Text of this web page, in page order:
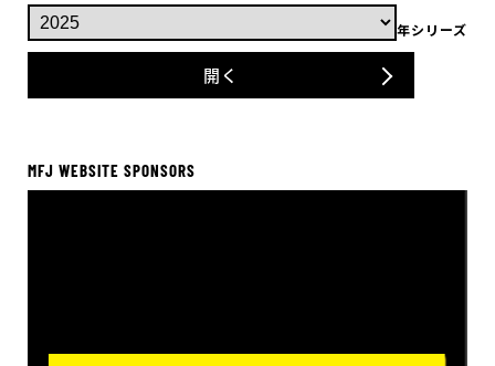
年シリーズ
開く
MFJ WEBSITE SPONSORS